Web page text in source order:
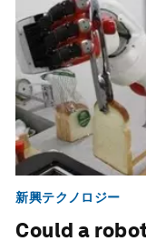
新興テクノロジー
Could a